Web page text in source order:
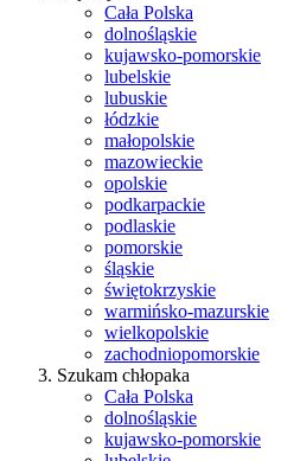
Cała Polska
dolnośląskie
kujawsko-pomorskie
lubelskie
lubuskie
łódzkie
małopolskie
mazowieckie
opolskie
podkarpackie
podlaskie
pomorskie
śląskie
świętokrzyskie
warmińsko-mazurskie
wielkopolskie
zachodniopomorskie
Szukam chłopaka
Cała Polska
dolnośląskie
kujawsko-pomorskie